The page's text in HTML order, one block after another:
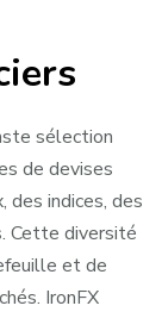
sélection
de devises
des indices, des
Cette diversité
et de
IronFX